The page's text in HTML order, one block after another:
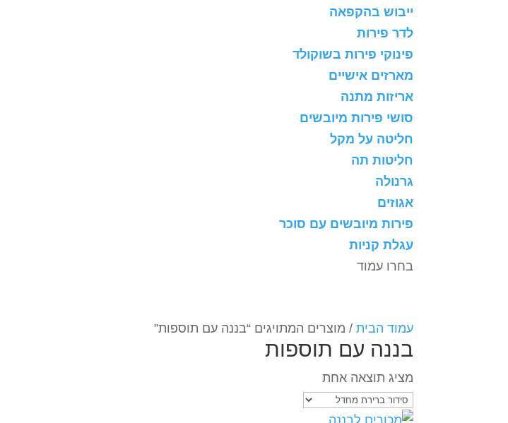
ייבוש בהקפאה
לדר פירות
פינוקי פירות בשוקולד
מארזים אישיים
אריזות מתנה
סושי פירות מיובשים
חליטה על מקל
חליטות תה
גרנולה
אגוזים
פירות מיובשים עם סוכר
עגלת קניות
בחרו עמוד
עמוד הבית / מוצרים המתויגים “בננה עם תוספות”
בננה עם תוספות
מציג תוצאה אחת